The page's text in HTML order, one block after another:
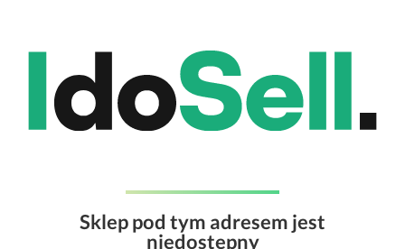
Sklep pod tym adresem jest
niedostępny